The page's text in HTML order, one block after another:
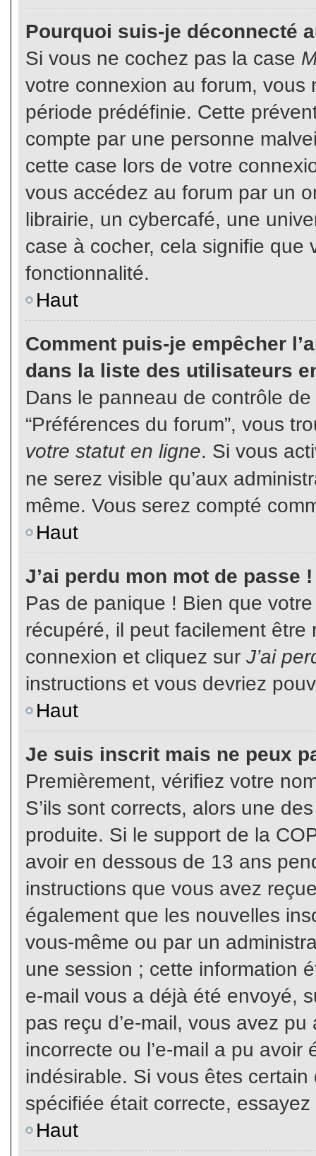
Pourquoi suis-je déconnecté
Si vous ne cochez pas la case
votre connexion au forum,
période prédéfinie. Cette
compte par une personne
cette case lors de votre
vous accédez au forum par un
librairie, un cybercafé, une
case à cocher, cela signifie que
fonctionnalité.
Haut
Comment puis-je empêcher
dans la liste des utilisateurs
Dans le panneau de contrôle
“Préférences du forum”, vous
votre statut en ligne. Si vous
ne serez visible qu’aux
même. Vous serez compté
Haut
J’ai perdu mon mot de passe !
Pas de panique ! Bien que
récupéré, il peut facilement
connexion et cliquez sur J’ai
instructions et vous devriez
Haut
Je suis inscrit mais ne peux
Premièrement, vérifiez votre
S’ils sont corrects, alors une
produite. Si le support de la
avoir en dessous de 13 ans
instructions que vous avez
également que les nouvelles
vous-même ou par un
une session ; cette information
e-mail vous a déjà été envoyé,
pas reçu d’e-mail, vous avez
incorrecte ou l’e-mail a pu
indésirable. Si vous êtes
spécifiée était correcte,
Haut